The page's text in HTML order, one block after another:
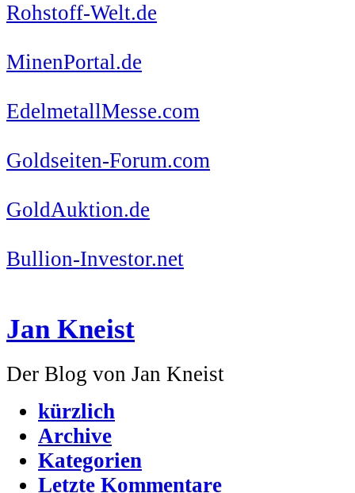
Rohstoff-Welt.de
MinenPortal.de
EdelmetallMesse.com
Goldseiten-Forum.com
GoldAuktion.de
Bullion-Investor.net
Jan Kneist
Der Blog von Jan Kneist
kürzlich
Archive
Kategorien
Letzte Kommentare